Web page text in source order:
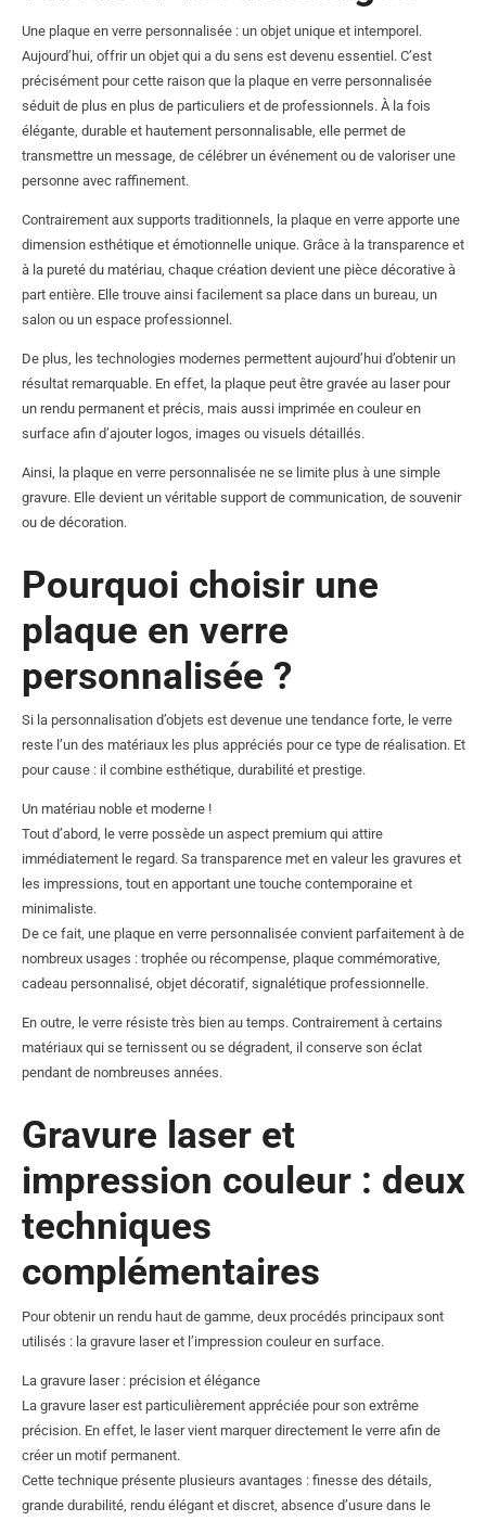
Une plaque en verre personnalisée : un objet unique et intemporel.
Aujourd’hui, offrir un objet qui a du sens est devenu essentiel. C’est
précisément pour cette raison que la plaque en verre personnalisée
séduit de plus en plus de particuliers et de professionnels. À la fois
élégante, durable et hautement personnalisable, elle permet de
transmettre un message, de célébrer un événement ou de valoriser une
personne avec raffinement.
Contrairement aux supports traditionnels, la plaque en verre apporte une
dimension esthétique et émotionnelle unique. Grâce à la transparence et
à la pureté du matériau, chaque création devient une pièce décorative à
part entière. Elle trouve ainsi facilement sa place dans un bureau, un
salon ou un espace professionnel.
De plus, les technologies modernes permettent aujourd’hui d’obtenir un
résultat remarquable. En effet, la plaque peut être gravée au laser pour
un rendu permanent et précis, mais aussi imprimée en couleur en
surface afin d’ajouter logos, images ou visuels détaillés.
Ainsi, la plaque en verre personnalisée ne se limite plus à une simple
gravure. Elle devient un véritable support de communication, de souvenir
ou de décoration.
Pourquoi choisir une
plaque en verre
personnalisée ?
Si la personnalisation d’objets est devenue une tendance forte, le verre
reste l’un des matériaux les plus appréciés pour ce type de réalisation. Et
pour cause : il combine esthétique, durabilité et prestige.
Un matériau noble et moderne !
Tout d’abord, le verre possède un aspect premium qui attire
immédiatement le regard. Sa transparence met en valeur les gravures et
les impressions, tout en apportant une touche contemporaine et
minimaliste.
De ce fait, une plaque en verre personnalisée convient parfaitement à de
nombreux usages : trophée ou récompense, plaque commémorative,
cadeau personnalisé, objet décoratif, signalétique professionnelle.
En outre, le verre résiste très bien au temps. Contrairement à certains
matériaux qui se ternissent ou se dégradent, il conserve son éclat
pendant de nombreuses années.
Gravure laser et
impression couleur : deux
techniques
complémentaires
Pour obtenir un rendu haut de gamme, deux procédés principaux sont
utilisés : la gravure laser et l’impression couleur en surface.
La gravure laser : précision et élégance
La gravure laser est particulièrement appréciée pour son extrême
précision. En effet, le laser vient marquer directement le verre afin de
créer un motif permanent.
Cette technique présente plusieurs avantages : finesse des détails,
grande durabilité, rendu élégant et discret, absence d’usure dans le